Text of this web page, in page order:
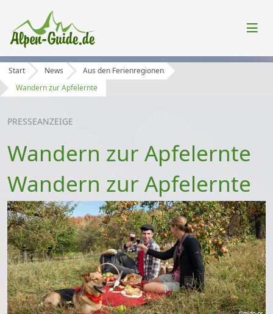
Start News
Aus den Ferienregionen
Wandern zur Apfelernte
PRESSEANZEIGE
Wandern zur Apfelernte
Wandern zur Apfelernte